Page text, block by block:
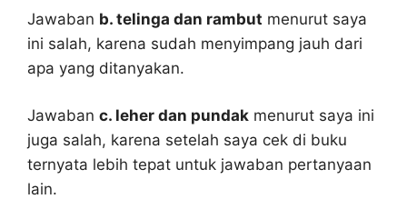
Jawaban b. telinga dan rambut menurut saya
ini salah, karena sudah menyimpang jauh dari
apa yang ditanyakan.
Jawaban c. leher dan pundak menurut saya ini
juga salah, karena setelah saya cek di buku
ternyata lebih tepat untuk jawaban pertanyaan
lain.